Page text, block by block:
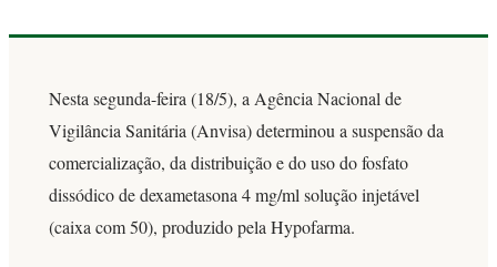
Nesta segunda-feira (18/5), a Agência Nacional de
Vigilância Sanitária (Anvisa) determinou a suspensão da
comercialização, da distribuição e do uso do fosfato
dissódico de dexametasona 4 mg/ml solução injetável
(caixa com 50), produzido pela Hypofarma.